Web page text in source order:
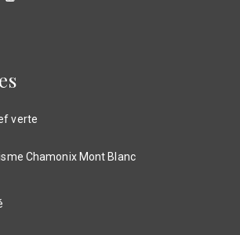
verte
Chamonix Mont Blanc